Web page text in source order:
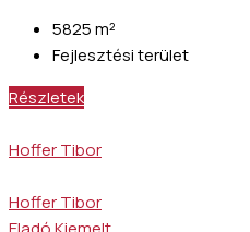
5825m²
Fejlesztési terület
Részletek
Hoffer Tibor
Hoffer Tibor